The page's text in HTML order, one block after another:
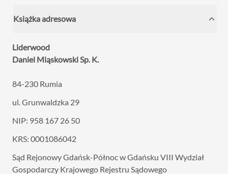
Książka adresowa
Liderwood
Daniel Miąskowski Sp. K.
84-230 Rumia
ul. Grunwaldzka 29
NIP: 958 167 26 50
KRS: 0001086042
Sąd Rejonowy Gdańsk-Północ w Gdańsku VIII Wydział
Gospodarczy Krajowego Rejestru Sądowego